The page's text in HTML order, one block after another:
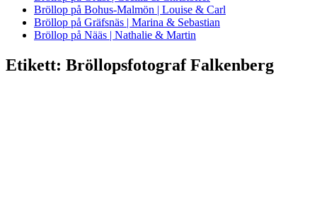
Bröllop på Bohus-Malmön | Louise & Carl
Bröllop på Gräfsnäs | Marina & Sebastian
Bröllop på Nääs | Nathalie & Martin
Etikett: Bröllopsfotograf Falkenberg